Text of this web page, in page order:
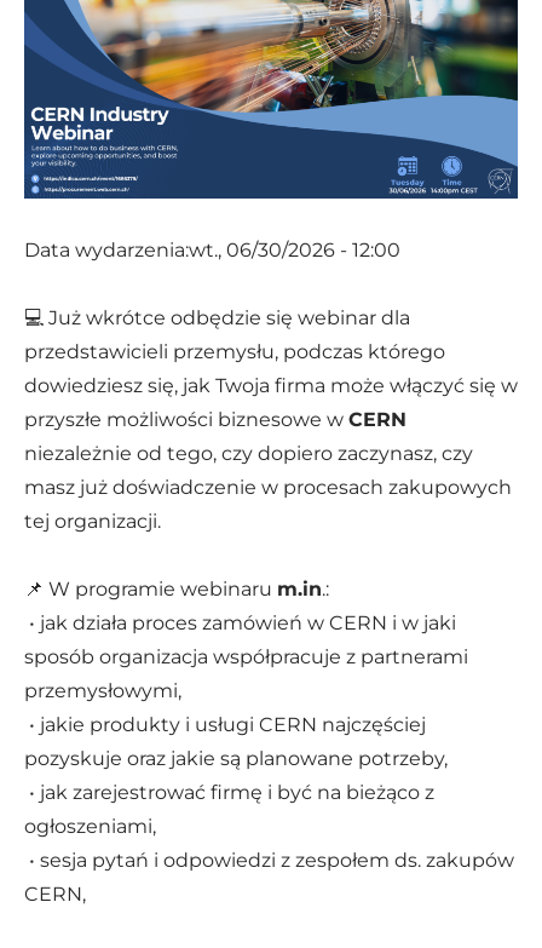
Altrad Babcock
C-MAC Blue Hub
S2Innovation
Aktualne zamówienia
Data wydarzenia:wt., 06/30/2026 - 12:00
💻 Już wkrótce odbędzie się webinar dla
przedstawicieli przemysłu, podczas którego
dowiedziesz się, jak Twoja firma może włączyć się w
przyszłe możliwości biznesowe w CERN
niezależnie od tego, czy dopiero zaczynasz, czy
masz już doświadczenie w procesach zakupowych
tej organizacji.
📌 W programie webinaru m.in.:
• jak działa proces zamówień w CERN i w jaki
sposób organizacja współpracuje z partnerami
przemysłowymi,
• jakie produkty i usługi CERN najczęściej
pozyskuje oraz jakie są planowane potrzeby,
• jak zarejestrować firmę i być na bieżąco z
ogłoszeniami,
• sesja pytań i odpowiedzi z zespołem ds. zakupów
CERN,